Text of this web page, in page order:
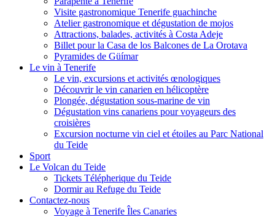
Visite gastronomique Tenerife guachinche
Atelier gastronomique et dégustation de mojos
Attractions, balades, activités à Costa Adeje
Billet pour la Casa de los Balcones de La Orotava
Pyramides de Güímar
Le vin à Tenerife
Le vin, excursions et activités œnologiques
Découvrir le vin canarien en hélicoptère
Plongée, dégustation sous-marine de vin
Dégustation vins canariens pour voyageurs des
croisières
Excursion nocturne vin ciel et étoiles au Parc National
du Teide
Sport
Le Volcan du Teide
Tickets Télépherique du Teide
Dormir au Refuge du Teide
Contactez-nous
Voyage à Tenerife Îles Canaries